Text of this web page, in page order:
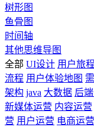
树形图
鱼骨图
时间轴
其他思维导图
全部 UI设计 用户旅
流程 用户体验地图
架构 java 大数据 后
新媒体运营 内容运营
营 用户运营 电商运营